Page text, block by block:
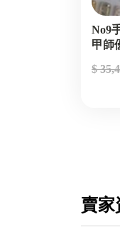
No9
甲師
$
賣家